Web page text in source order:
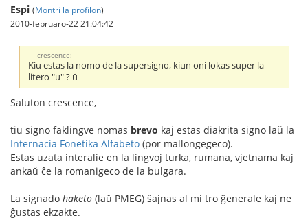
Espi (Montri la profilon)
2010-februaro-22 21:04:42
crescence:
Kiu estas la nomo de la supersigno, kiun oni lokas super la
litero "u" ? ŭ
Saluton crescence,
tiu signo faklingve nomas brevo kaj estas diakrita signo laŭ la
Internacia Fonetika Alfabeto (por mallongegeco).
Estas uzata interalie en la lingvoj turka, rumana, vjetnama kaj
ankaŭ ĉe la romanigeco de la bulgara.
La signado haketo (laŭ PMEG) ŝajnas al mi tro ĝenerale kaj ne
ĝustas ekzakte.